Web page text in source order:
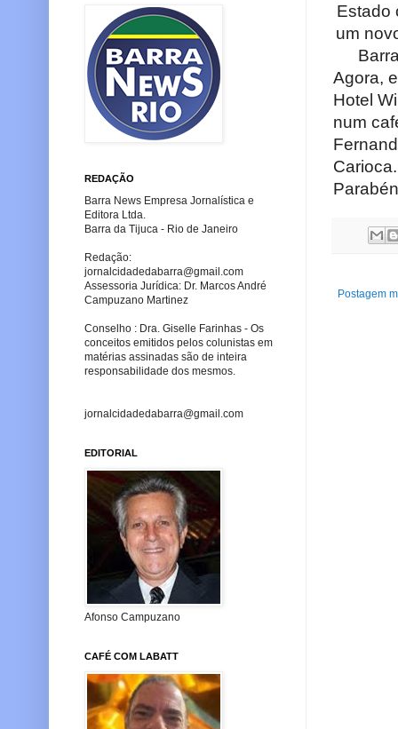
Estado
um
Agora,
Hotel
num
Carioca.
Postagem
REDAÇÃO
Barra News Empresa Jornalística e
Editora Ltda.
Barra da Tijuca - Rio de Janeiro
Redação:
jornalcidadedabarra@gmail.com
Assessoria Jurídica: Dr. Marcos André
Campuzano Martinez
Conselho : Dra. Giselle Farinhas - Os
conceitos emitidos pelos colunistas em
matérias assinadas são de inteira
responsabilidade dos mesmos.
jornalcidadedabarra@gmail.com
EDITORIAL
Afonso Campuzano
CAFÉ COM LABATT